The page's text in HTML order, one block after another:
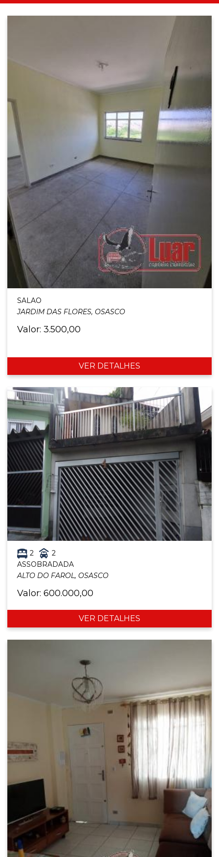
SALAO
JARDIM DAS FLORES, OSASCO
Valor: 3.500,00
VER DETALHES
2
2
ASSOBRADADA
ALTO DO FAROL, OSASCO
Valor: 600.000,00
VER DETALHES